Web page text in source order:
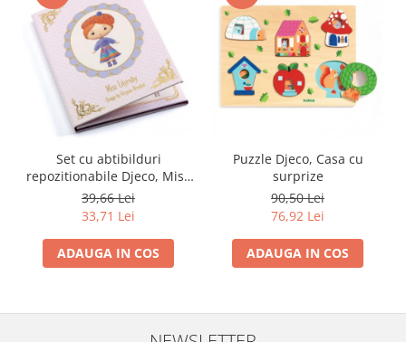
Set cu abtibilduri
repozitionabile Djeco, Miss
Lilyruby
39,66 Lei
33,71 Lei
ADAUGA IN COS
Puzzle Djeco, Casa cu
surprize
90,50 Lei
76,92 Lei
ADAUGA IN COS